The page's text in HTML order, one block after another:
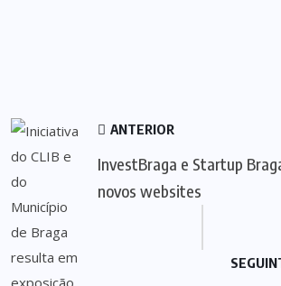
ANTERIOR
InvestBraga e Startup
novos websites